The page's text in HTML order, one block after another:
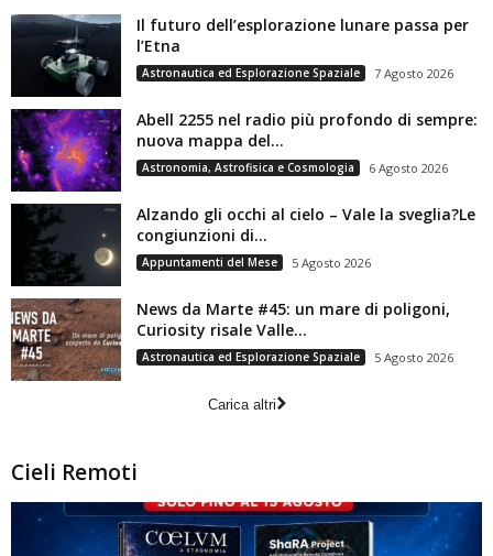
Il futuro dell’esplorazione lunare passa per
l’Etna
Astronautica ed Esplorazione Spaziale 7 Agosto 2026
Abell 2255 nel radio più profondo di sempre:
nuova mappa del...
Astronomia, Astrofisica e Cosmologia 6 Agosto 2026
Alzando gli occhi al cielo – Vale la sveglia?Le
congiunzioni di...
Appuntamenti del Mese 5 Agosto 2026
News da Marte #45: un mare di poligoni,
Curiosity risale Valle...
Astronautica ed Esplorazione Spaziale 5 Agosto 2026
Carica altri
Cieli Remoti